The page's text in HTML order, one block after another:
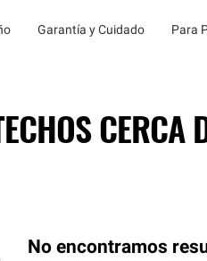
Garantía y Cuidado Para
CERCA
No encontramos